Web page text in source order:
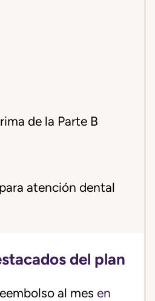
de la Parte B
atención dental
del plan
al mes en